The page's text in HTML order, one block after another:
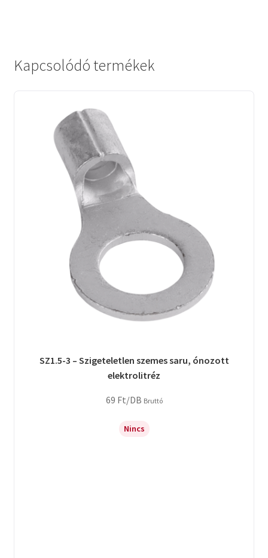
Kapcsolódó termékek
SZ1.5-3 – Szigeteletlen szemes saru, ónozott
elektrolitréz
69 Ft/DB Bruttó
Nincs